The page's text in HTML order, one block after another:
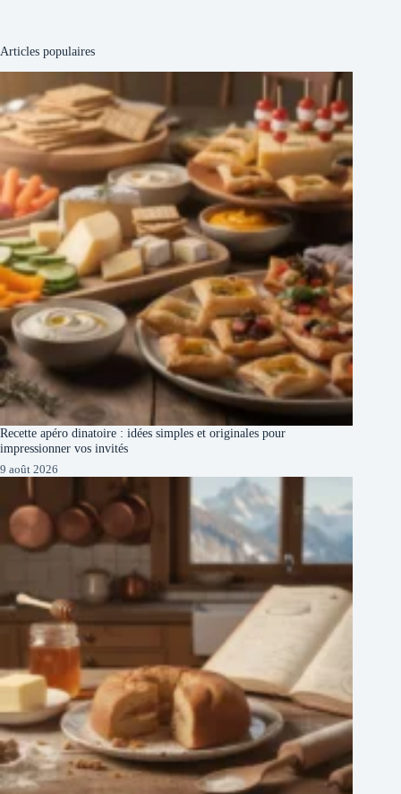
Articles populaires
Recette apéro dinatoire : idées simples et originales pour
impressionner vos invités
9 août 2026